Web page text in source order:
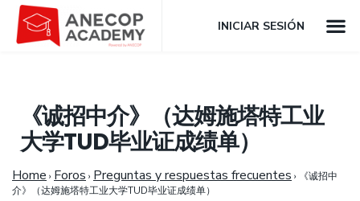
INICIAR SESIÓN
《诚招中介》（达姆施塔特工业
大学TUD毕业证成绩单）
Home › Foros › Preguntas y respuestas frecuentes ›
《诚招中
介》（达姆施塔特工业大学TUD毕业证成绩单）